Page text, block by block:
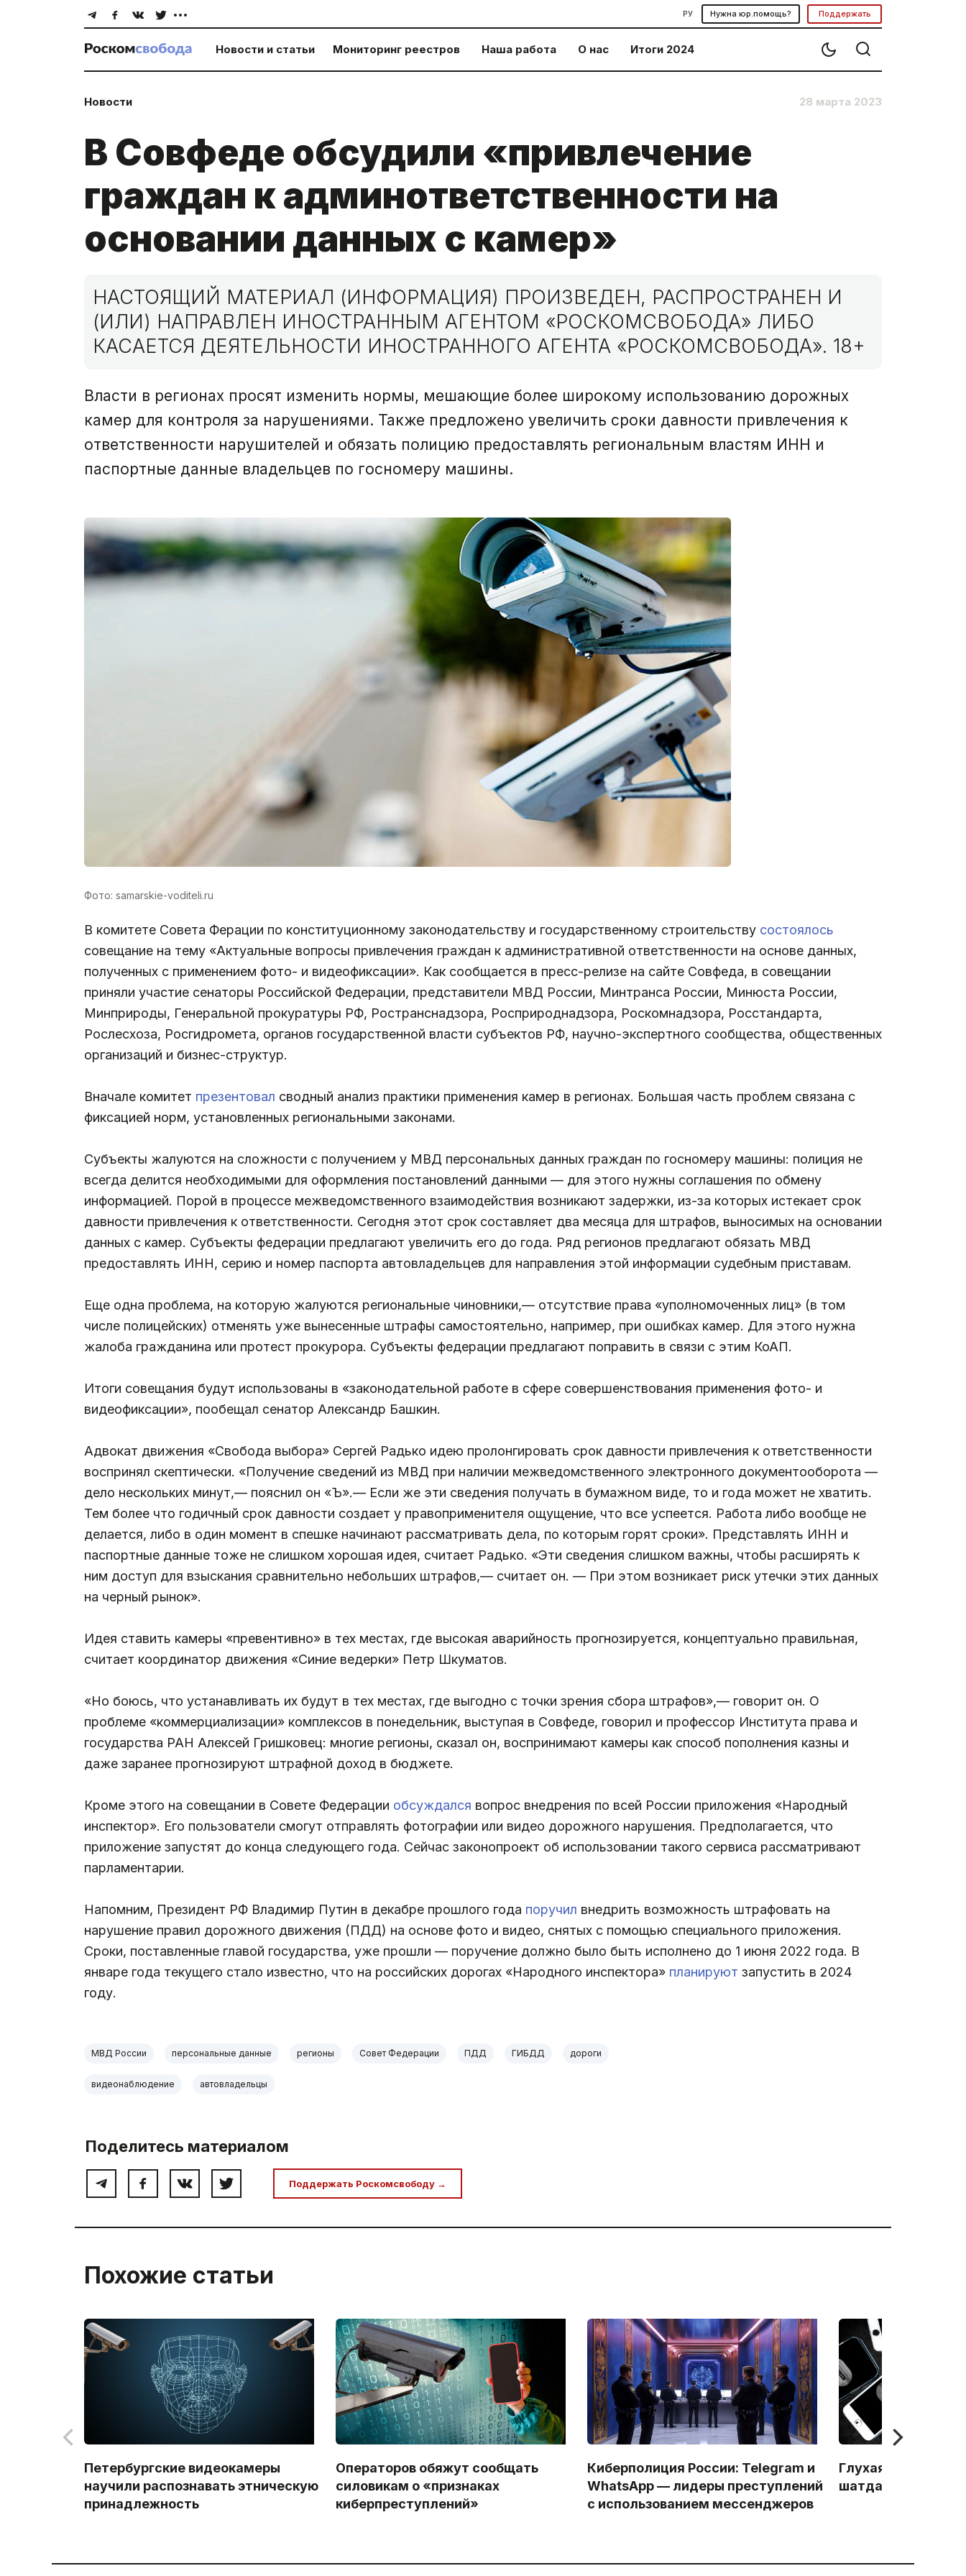
РУ Нужна юр.помощь? Поддержать
Новости и статьи Мониторинг реестров Наша работа О нас Итоги 2024
Новости 28 марта 2023
В Совфеде обсудили «привлечение
граждан к админответственности на
основании данных с камер»
НАСТОЯЩИЙ МАТЕРИАЛ (ИНФОРМАЦИЯ) ПРОИЗВЕДЕН, РАСПРОСТРАНЕН И
(ИЛИ) НАПРАВЛЕН ИНОСТРАННЫМ АГЕНТОМ «РОСКОМСВОБОДА» ЛИБО
КАСАЕТСЯ ДЕЯТЕЛЬНОСТИ ИНОСТРАННОГО АГЕНТА «РОСКОМСВОБОДА». 18+
Власти в регионах просят изменить нормы, мешающие более широкому использованию дорожных
камер для контроля за нарушениями. Также предложено увеличить сроки давности привлечения к
ответственности нарушителей и обязать полицию предоставлять региональным властям ИНН и
паспортные данные владельцев по госномеру машины.
Фото: samarskie-voditeli.ru
В комитете Совета Ферации по конституционному законодательству и государственному строительству состоялось
совещание на тему «Актуальные вопросы привлечения граждан к административной ответственности на основе данных,
полученных с применением фото- и видеофиксации». Как сообщается в пресс-релизе на сайте Совфеда, в совещании
приняли участие сенаторы Российской Федерации, представители МВД России, Минтранса России, Минюста России,
Минприроды, Генеральной прокуратуры РФ, Ространснадзора, Росприроднадзора, Роскомнадзора, Росстандарта,
Рослесхоза, Росгидромета, органов государственной власти субъектов РФ, научно-экспертного сообщества, общественных
организаций и бизнес-структур.
Вначале комитет презентовал сводный анализ практики применения камер в регионах. Большая часть проблем связана с
фиксацией норм, установленных региональными законами.
Субъекты жалуются на сложности с получением у МВД персональных данных граждан по госномеру машины: полиция не
всегда делится необходимыми для оформления постановлений данными — для этого нужны соглашения по обмену
информацией. Порой в процессе межведомственного взаимодействия возникают задержки, из-за которых истекает срок
давности привлечения к ответственности. Сегодня этот срок составляет два месяца для штрафов, выносимых на основании
данных с камер. Субъекты федерации предлагают увеличить его до года. Ряд регионов предлагают обязать МВД
предоставлять ИНН, серию и номер паспорта автовладельцев для направления этой информации судебным приставам.
Еще одна проблема, на которую жалуются региональные чиновники,— отсутствие права «уполномоченных лиц» (в том
числе полицейских) отменять уже вынесенные штрафы самостоятельно, например, при ошибках камер. Для этого нужна
жалоба гражданина или протест прокурора. Субъекты федерации предлагают поправить в связи с этим КоАП.
Итоги совещания будут использованы в «законодательной работе в сфере совершенствования применения фото- и
видеофиксации», пообещал сенатор Александр Башкин.
Адвокат движения «Свобода выбора» Сергей Радько идею пролонгировать срок давности привлечения к ответственности
воспринял скептически. «Получение сведений из МВД при наличии межведомственного электронного документооборота —
дело нескольких минут,— пояснил он «Ъ».— Если же эти сведения получать в бумажном виде, то и года может не хватить.
Тем более что годичный срок давности создает у правоприменителя ощущение, что все успеется. Работа либо вообще не
делается, либо в один момент в спешке начинают рассматривать дела, по которым горят сроки». Представлять ИНН и
паспортные данные тоже не слишком хорошая идея, считает Радько. «Эти сведения слишком важны, чтобы расширять к
ним доступ для взыскания сравнительно небольших штрафов,— считает он. — При этом возникает риск утечки этих данных
на черный рынок».
Идея ставить камеры «превентивно» в тех местах, где высокая аварийность прогнозируется, концептуально правильная,
считает координатор движения «Синие ведерки» Петр Шкуматов.
«Но боюсь, что устанавливать их будут в тех местах, где выгодно с точки зрения сбора штрафов»,— говорит он. О
проблеме «коммерциализации» комплексов в понедельник, выступая в Совфеде, говорил и профессор Института права и
государства РАН Алексей Гришковец: многие регионы, сказал он, воспринимают камеры как способ пополнения казны и
даже заранее прогнозируют штрафной доход в бюджете.
Кроме этого на совещании в Совете Федерации обсуждался вопрос внедрения по всей России приложения «Народный
инспектор». Его пользователи смогут отправлять фотографии или видео дорожного нарушения. Предполагается, что
приложение запустят до конца следующего года. Сейчас законопроект об использовании такого сервиса рассматривают
парламентарии.
Напомним, Президент РФ Владимир Путин в декабре прошлого года поручил внедрить возможность штрафовать на
нарушение правил дорожного движения (ПДД) на основе фото и видео, снятых с помощью специального приложения.
Сроки, поставленные главой государства, уже прошли — поручение должно было быть исполнено до 1 июня 2022 года. В
январе года текущего стало известно, что на российских дорогах «Народного инспектора» планируют запустить в 2024
году.
МВД России персональные данные регионы Совет Федерации ПДД ГИБДД дороги
видеонаблюдение автовладельцы
Поделитесь материалом
Поддержать Роскомсвободу →
Похожие статьи
Петербургские видеокамеры
научили распознавать этническую
принадлежность
Операторов обяжут сообщать
силовикам о «признаках
киберпреступлений»
Киберполиция России: Telegram и
WhatsApp — лидеры преступлений
с использованием мессенджеров
Глухая защита
шатдаунов